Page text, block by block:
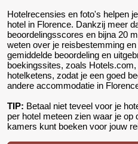
Hotelrecensies en foto's helpen
hotel in Florence. Dankzij meer
beoordelingsscores en bijna 20
weten over je reisbestemming
gemiddelde beoordeling en
boekingssites, zoals
hotelketens, zodat je een goed
andere accommodatie in
TIP: Betaal niet teveel voor je
per hotel meteen zien waar je
kamers kunt boeken voor jouw